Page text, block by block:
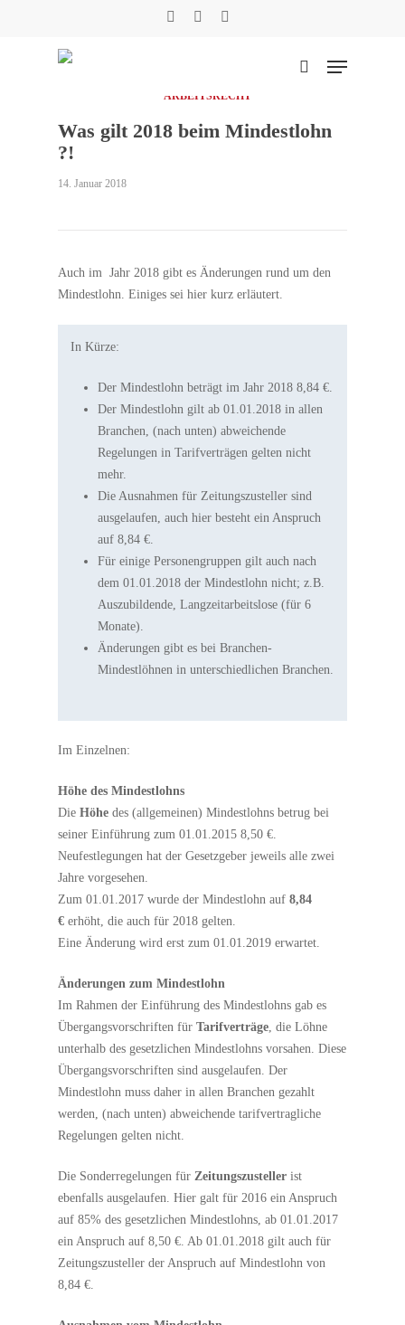
Suche
Menu
ARBEITSRECHT
Was gilt 2018 beim Mindestlohn
?!
14. Januar 2018
Auch im Jahr 2018 gibt es Änderungen rund um den
Mindestlohn. Einiges sei hier kurz erläutert.
In Kürze:
Der Mindestlohn beträgt im Jahr 2018 8,84 €.
Der Mindestlohn gilt ab 01.01.2018 in allen
Branchen, (nach unten) abweichende
Regelungen in Tarifverträgen gelten nicht
mehr.
Die Ausnahmen für Zeitungszusteller sind
ausgelaufen, auch hier besteht ein Anspruch
auf 8,84 €.
Für einige Personengruppen gilt auch nach
dem 01.01.2018 der Mindestlohn nicht; z.B.
Auszubildende, Langzeitarbeitslose (für 6
Monate).
Änderungen gibt es bei Branchen-
Mindestlöhnen in unterschiedlichen Branchen.
Im Einzelnen:
Höhe des Mindestlohns
DieHöhe des (allgemeinen) Mindestlohns betrug bei
seiner Einführung zum 01.01.2015 8,50 €.
Neufestlegungen hat der Gesetzgeber jeweils alle zwei
Jahre vorgesehen.
Zum 01.01.2017 wurde der Mindestlohn auf8,84
€ erhöht, die auch für 2018 gelten.
Eine Änderung wird erst zum 01.01.2019 erwartet.
Änderungen zum Mindestlohn
Im Rahmen der Einführung des Mindestlohns gab es
Übergangsvorschriften fürTarifverträge , die Löhne
unterhalb des gesetzlichen Mindestlohns vorsahen. Diese
Übergangsvorschriften sind ausgelaufen. Der
Mindestlohn muss daher in allen Branchen gezahlt
werden, (nach unten) abweichende tarifvertragliche
Regelungen gelten nicht.
Die Sonderregelungen für Zeitungszusteller ist
ebenfalls ausgelaufen. Hier galt für 2016 ein Anspruch
auf 85% des gesetzlichen Mindestlohns, ab 01.01.2017
ein Anspruch auf 8,50 €. Ab 01.01.2018 gilt auch für
Zeitungszusteller der Anspruch auf Mindestlohn von
8,84 €.